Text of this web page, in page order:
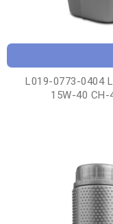
L019-0773-0404
15W-40